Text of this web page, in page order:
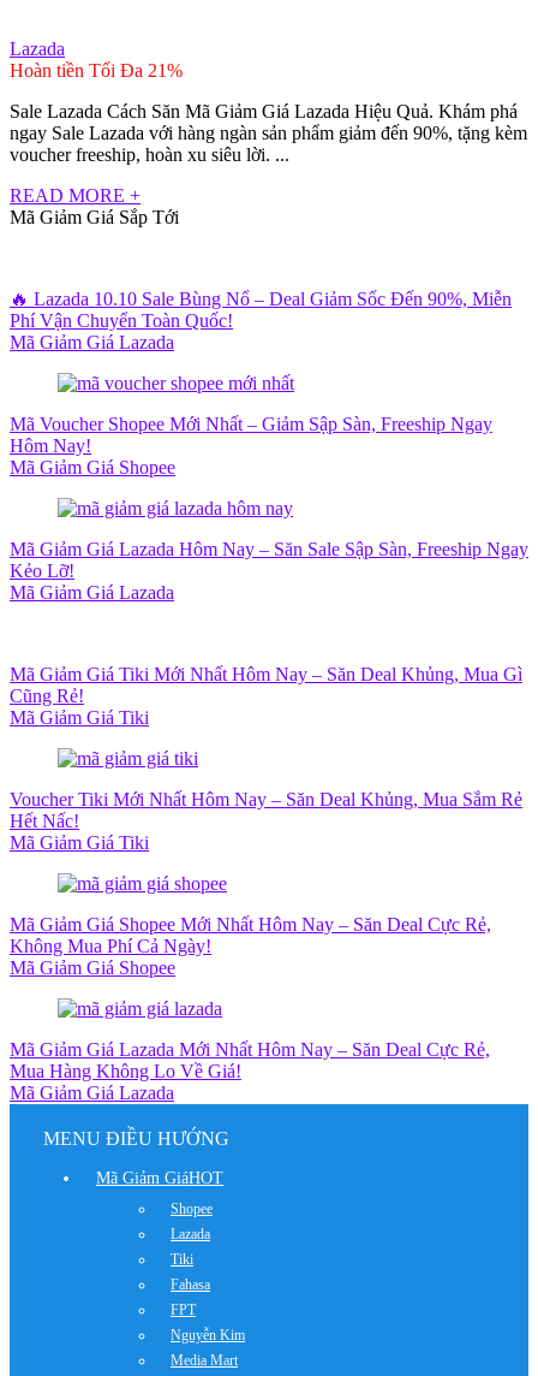
Lazada
Hoàn tiền Tối Đa 21%
Sale Lazada Cách Săn Mã Giảm Giá Lazada Hiệu Quả. Khám phá
ngay Sale Lazada với hàng ngàn sản phẩm giảm đến 90%, tặng kèm
voucher freeship, hoàn xu siêu lời. ...
READ MORE +
Mã Giảm Giá Sắp Tới
🔥 Lazada 10.10 Sale Bùng Nổ – Deal Giảm Sốc Đến 90%, Miễn
Phí Vận Chuyển Toàn Quốc!
Mã Giảm Giá Lazada
Mã Voucher Shopee Mới Nhất – Giảm Sập Sàn, Freeship Ngay
Hôm Nay!
Mã Giảm Giá Shopee
Mã Giảm Giá Lazada Hôm Nay – Săn Sale Sập Sàn, Freeship Ngay
Kẻo Lỡ!
Mã Giảm Giá Lazada
Mã Giảm Giá Tiki Mới Nhất Hôm Nay – Săn Deal Khủng, Mua Gì
Cũng Rẻ!
Mã Giảm Giá Tiki
Voucher Tiki Mới Nhất Hôm Nay – Săn Deal Khủng, Mua Sắm Rẻ
Hết Nấc!
Mã Giảm Giá Tiki
Mã Giảm Giá Shopee Mới Nhất Hôm Nay – Săn Deal Cực Rẻ,
Không Mua Phí Cả Ngày!
Mã Giảm Giá Shopee
Mã Giảm Giá Lazada Mới Nhất Hôm Nay – Săn Deal Cực Rẻ,
Mua Hàng Không Lo Về Giá!
Mã Giảm Giá Lazada
MENU ĐIỀU HƯỚNG
Mã Giảm GiáHOT
Shopee
Lazada
Tiki
Fahasa
FPT
Nguyễn Kim
Media Mart